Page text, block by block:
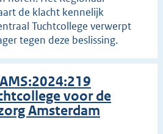
de klacht kennelijk
Tuchtcollege verwerpt
tegen deze beslissing.
voor de
Amsterdam